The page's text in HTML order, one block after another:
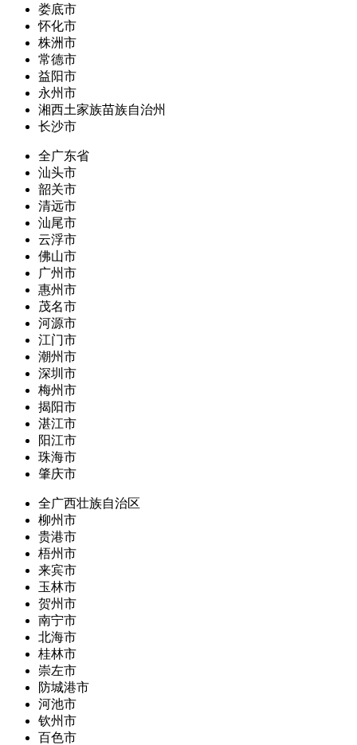
娄底市
怀化市
株洲市
常德市
益阳市
永州市
湘西土家族苗族自治州
长沙市
全广东省
汕头市
韶关市
清远市
汕尾市
云浮市
佛山市
广州市
惠州市
茂名市
河源市
江门市
潮州市
深圳市
梅州市
揭阳市
湛江市
阳江市
珠海市
肇庆市
全广西壮族自治区
柳州市
贵港市
梧州市
来宾市
玉林市
贺州市
南宁市
北海市
桂林市
崇左市
防城港市
河池市
钦州市
百色市